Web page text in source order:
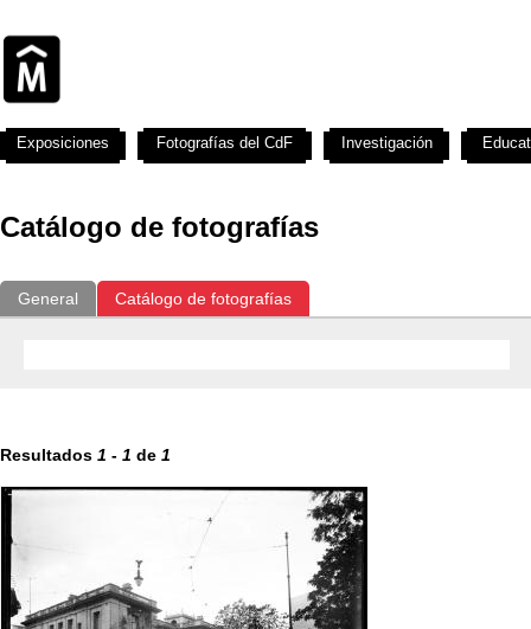
Catálogo de fotografías
General Catálogo de fotografías
Resultados 1 - 1 de 1
Exposiciones Fotografías del CdF Investigación